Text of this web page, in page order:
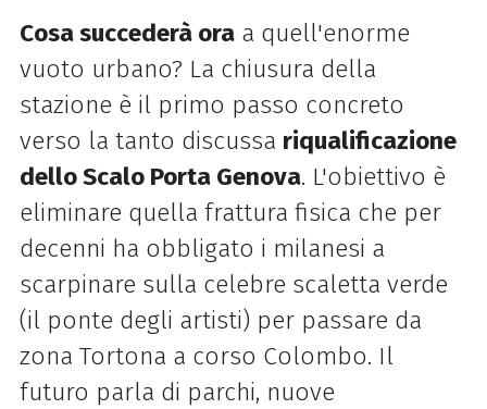
Cosa succederà oraa quell'enorme
vuoto urbano? La chiusura della
stazione è il primo passo concreto
verso la tanto discussa riqualificazione
dello Scalo Porta Genova. L'obiettivo è
eliminare quella frattura fisica che per
decenni ha obbligato i milanesi a
scarpinare sulla celebre scaletta verde
(il ponte degli artisti) per passare da
zona Tortona a corso Colombo. Il
futuro parla di parchi, nuove